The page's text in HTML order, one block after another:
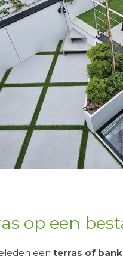
op een
een terras of